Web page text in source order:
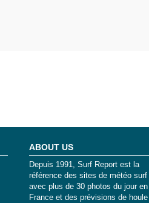
ABOUT US
Depuis 1991, Surf Report est la
référence des sites de météo surf
avec plus de 30 photos du jour en
France et des prévisions de houle